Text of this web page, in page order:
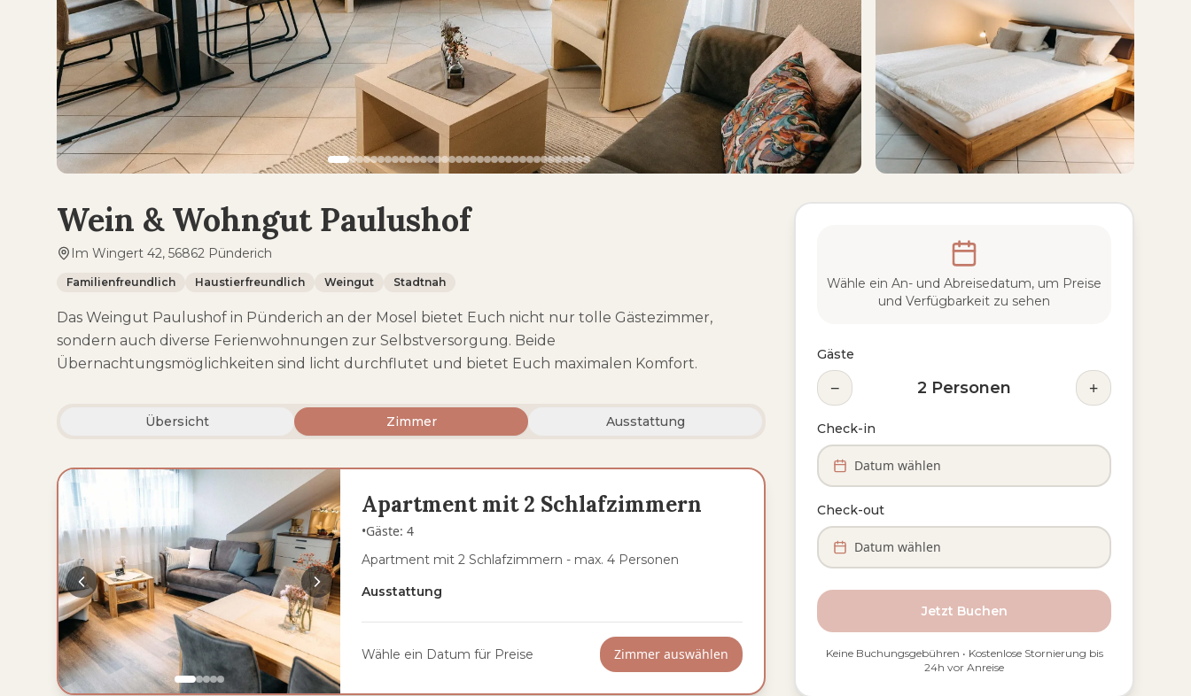
Wein & Wohngut Paulushof
Im Wingert 42, 56862 Pünderich
Familienfreundlich Haustierfreundlich Weingut Stadtnah
Das Weingut Paulushof in Pünderich an der Mosel bietet Euch nicht nur tolle Gästezimmer,
sondern auch diverse Ferienwohnungen zur Selbstversorgung. Beide
Übernachtungsmöglichkeiten sind licht durchflutet und bietet Euch maximalen Komfort.
Übersicht Zimmer Ausstattung
Apartment mit 2 Schlafzimmern
•Gäste:4
Apartment mit 2 Schlafzimmern - max. 4 Personen
Ausstattung
Wähle ein Datum für Preise Zimmer auswählen
Wähle ein An- und Abreisedatum, um Preise
und Verfügbarkeit zu sehen
Gäste
− 2 Personen +
Check-in
Datum wählen
Check-out
Datum wählen
Jetzt Buchen
Keine Buchungsgebühren • Kostenlose Stornierung bis
24h vor Anreise